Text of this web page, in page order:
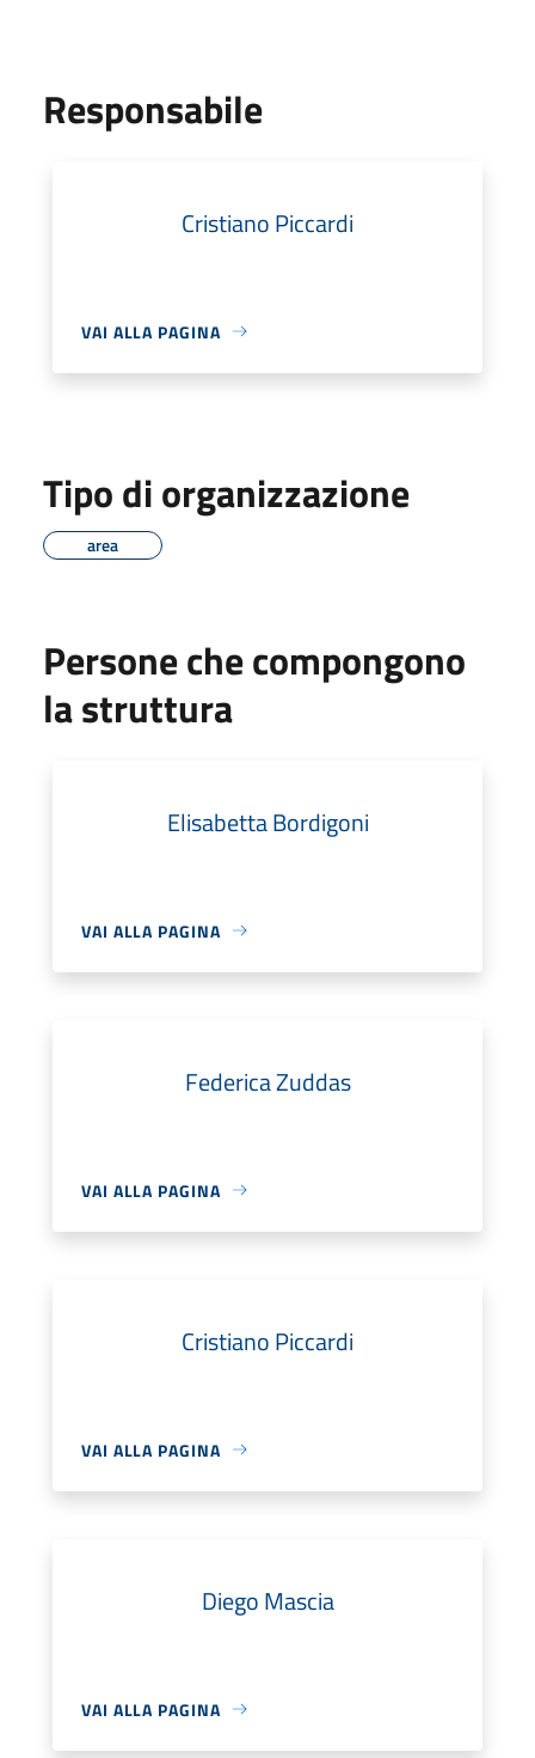
Responsabile
Cristiano Piccardi
VAI ALLA PAGINA
Tipo di organizzazione
area
Persone che compongono
la struttura
Elisabetta Bordigoni
VAI ALLA PAGINA
Federica Zuddas
VAI ALLA PAGINA
Cristiano Piccardi
VAI ALLA PAGINA
Diego Mascia
VAI ALLA PAGINA